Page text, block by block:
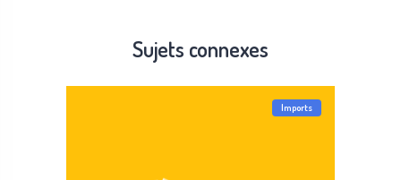
Sujets connexes
Imports